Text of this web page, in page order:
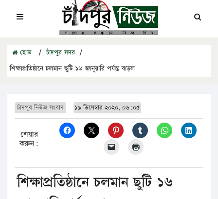
হোম / চাঁদপুর সদর /
শিক্ষাপ্রতিষ্ঠানে চলমান ছুটি ১৬ জানুয়ারি পর্যন্ত বাড়ল
চাঁদপুর নিউজ সংবাদ ১৯ ডিসেম্বার ২০২০, ০৬:০৫
শেয়ার
করুন:
শিক্ষাপ্রতিষ্ঠানে চলমান ছুটি ১৬